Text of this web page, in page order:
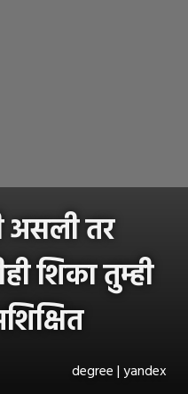
असली तर
शिका तुम्ही
degree | yandex